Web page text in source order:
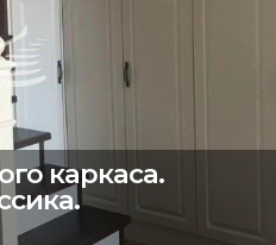
каркаса.